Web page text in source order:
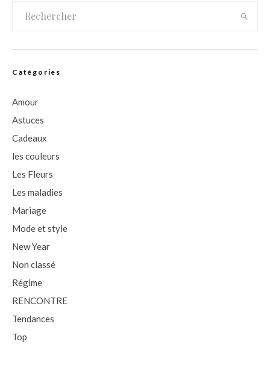
Catégories
Amour
Astuces
Cadeaux
les couleurs
Les Fleurs
Les maladies
Mariage
Mode et style
New Year
Non classé
Régime
RENCONTRE
Tendances
Top